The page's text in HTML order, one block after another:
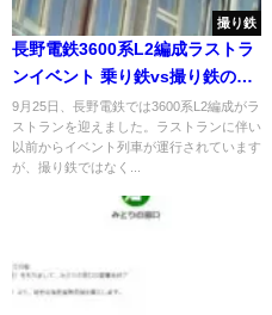
撮り鉄
長野電鉄3600系L2編成ラストラ
ンイベント 乗り鉄vs撮り鉄の争
い 幼稚な行動が重大事故に
9月25日、長野電鉄では3600系L2編成がラ
ストランを迎えました。ラストランに伴い
以前からイベント列車が運行されています
が、撮り鉄ではなく...